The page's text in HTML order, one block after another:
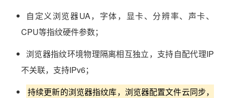
自定义浏览器UA，字体，显卡、分辨率、声卡、
CPU等指纹硬件参数；
浏览器指纹环境物理隔离相互独立，支持自配代理IP
不关联，支持IPv6；
持续更新的浏览器指纹库，浏览器配置文件云同步，